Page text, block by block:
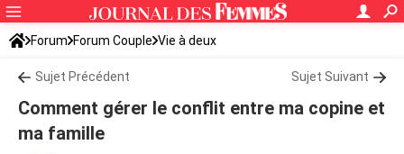
Forum Forum Couple Vie à deux
Sujet Précédent Sujet Suivant
Comment gérer le conflit entre ma copine et
ma famille